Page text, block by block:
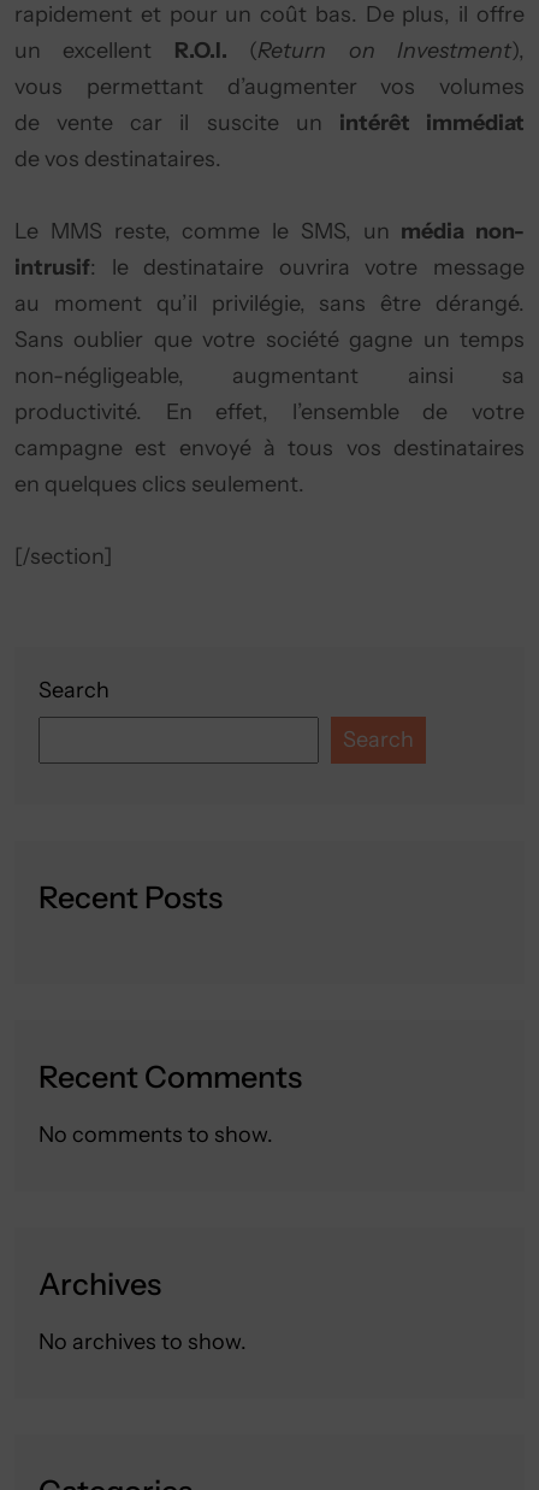
Search
Search
Recent Posts
Recent Comments
No comments to show.
Archives
No archives to show.
rapidement et pour un coût bas. De plus, il offre
un excellent R.O.I. (Return on Investment),
vous permettant d’augmenter vos volumes
de vente car il suscite un intérêt immédiat
de vos destinataires.
Le MMS reste, comme le SMS, un média non-
intrusif: le destinataire ouvrira votre message
au moment qu’il privilégie, sans être dérangé.
Sans oublier que votre société gagne un temps
non-négligeable, augmentant ainsi sa
productivité. En effet, l’ensemble de votre
campagne est envoyé à tous vos destinataires
en quelques clics seulement.
[/section]